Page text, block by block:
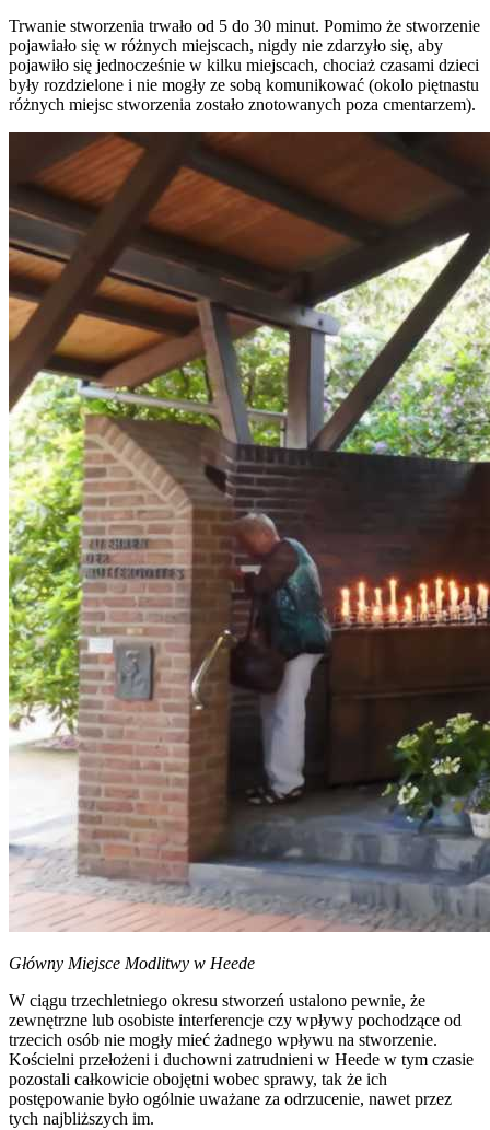
Trwanie stworzenia trwało od 5 do 30 minut. Pomimo że stworzenie
pojawiało się w różnych miejscach, nigdy nie zdarzyło się, aby
pojawiło się jednocześnie w kilku miejscach, chociaż czasami dzieci
były rozdzielone i nie mogły ze sobą komunikować (okolo piętnastu
różnych miejsc stworzenia zostało znotowanych poza cmentarzem).
Główny Miejsce Modlitwy w Heede
W ciągu trzechletniego okresu stworzeń ustalono pewnie, że
zewnętrzne lub osobiste interferencje czy wpływy pochodzące od
trzecich osób nie mogły mieć żadnego wpływu na stworzenie.
Kościelni przełożeni i duchowni zatrudnieni w Heede w tym czasie
pozostali całkowicie obojętni wobec sprawy, tak że ich
postępowanie było ogólnie uważane za odrzucenie, nawet przez
tych najbliższych im.